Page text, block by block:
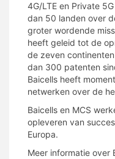
4G/LTE en Private
dan 50 landen over
groter wordende
heeft geleid tot de
de zeven
dan 300 patenten
Baicells heeft
netwerken over de
Baicells en MCS
opleveren van
Europa.
Meer informatie over